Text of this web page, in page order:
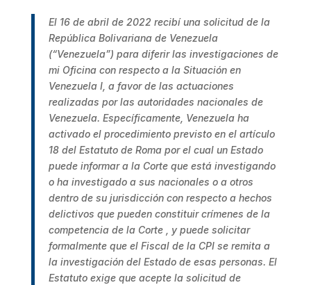
El 16 de abril de 2022 recibí una solicitud de la
República Bolivariana de Venezuela
(“Venezuela”) para diferir las investigaciones de
mi Oficina con respecto a la Situación en
Venezuela I, a favor de las actuaciones
realizadas por las autoridades nacionales de
Venezuela. Específicamente, Venezuela ha
activado el procedimiento previsto en el artículo
18 del Estatuto de Roma por el cual un Estado
puede informar a la Corte que está investigando
o ha investigado a sus nacionales o a otros
dentro de su jurisdicción con respecto a hechos
delictivos que pueden constituir crímenes de la
competencia de la Corte , y puede solicitar
formalmente que el Fiscal de la CPI se remita a
la investigación del Estado de esas personas. El
Estatuto exige que acepte la solicitud de